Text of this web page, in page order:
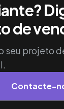
de
seu projeto
Contacte-